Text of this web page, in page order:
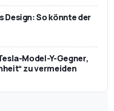
Design: So könnte der
Model-Y-Gegner,
zu vermeiden